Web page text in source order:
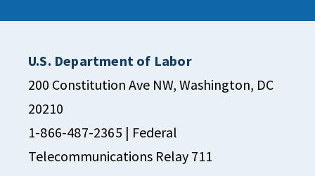
U.S. Department of Labor
200 Constitution Ave NW, Washington, DC
20210
1-866-487-2365 | Federal
Telecommunications Relay 711